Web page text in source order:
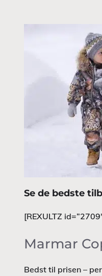
Se de bedste
[REXULTZ
Marmar
Bedst til prisen –